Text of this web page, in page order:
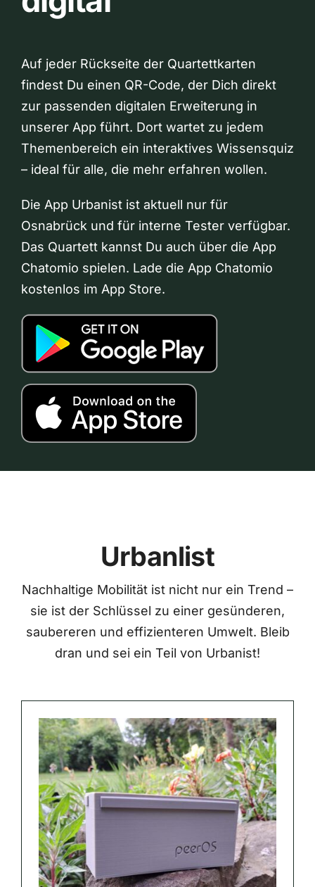
Auf jeder Rückseite der Quartettkarten
findest Du einen QR-Code, der Dich direkt
zur passenden digitalen Erweiterung in
unserer App führt. Dort wartet zu jedem
Themenbereich ein interaktives Wissensquiz
– ideal für alle, die mehr erfahren wollen.
Die App Urbanist ist aktuell nur für
Osnabrück und für interne Tester verfügbar.
Das Quartett kannst Du auch über die App
Chatomio spielen. Lade die App Chatomio
kostenlos im App Store.
Urbanlist
Nachhaltige Mobilität ist nicht nur ein Trend –
sie ist der Schlüssel zu einer gesünderen,
saubereren und effizienteren Umwelt. Bleib
dran und sei ein Teil von Urbanist!